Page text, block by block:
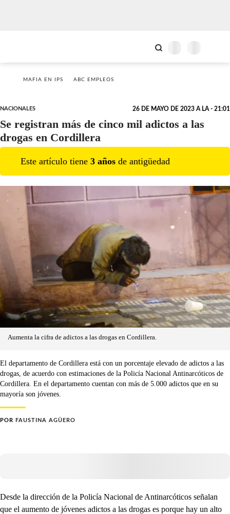
MAFIA EN IPS ABC EMPLEOS
NACIONALES 26 DE MAYO DE 2023 A LA - 21:01
Se registran más de cinco mil adictos a las
drogas en Cordillera
Este artículo tiene 3 años de antigüedad
Aumenta la cifra de adictos a las drogas en Cordillera.
El departamento de Cordillera está con un porcentaje elevado de adictos a las
drogas, de acuerdo con estimaciones de la Policía Nacional Antinarcóticos de
Cordillera. En el departamento cuentan con más de 5.000 adictos que en su
mayoría son jóvenes.
POR FAUSTINA AGÜERO
Desde la dirección de la Policía Nacional de Antinarcóticos señalan
que el aumento de jóvenes adictos a las drogas es porque hay un alto